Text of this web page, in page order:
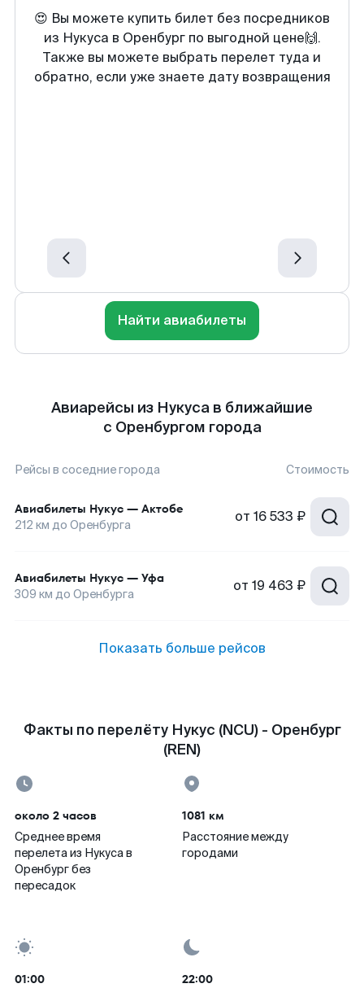
😍 Вы можете купить билет без посредников
из Нукуса в Оренбург по выгодной цене🙌.
Также вы можете выбрать перелет туда и
обратно, если уже знаете дату возвращения
Найти авиабилеты
Авиарейсы из Нукуса в ближайшие
с Оренбургом города
Рейсы в соседние города Стоимость
Авиабилеты Нукус — Актобе
212 км до Оренбурга от 16 533 ₽
Авиабилеты Нукус — Уфа
309 км до Оренбурга от 19 463 ₽
Показать больше рейсов
Факты по перелёту Нукус (NCU) - Оренбург
(REN)
около 2 часов
Среднее время
перелета из Нукуса в
Оренбург без
пересадок
1081 км
Расстояние между
городами
01:00 22:00